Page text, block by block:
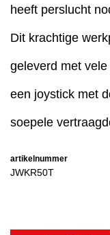
heeft perslucht
Dit krachtige
geleverd met
een joystick met
soepele
artikelnummer
JWKR50T